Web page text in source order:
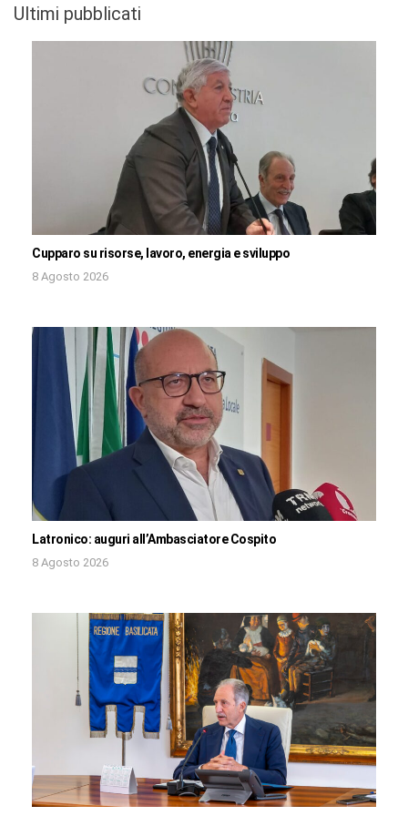
Ultimi pubblicati
Cupparo su risorse, lavoro, energia e sviluppo
8 Agosto 2026
Latronico: auguri all’Ambasciatore Cospito
8 Agosto 2026